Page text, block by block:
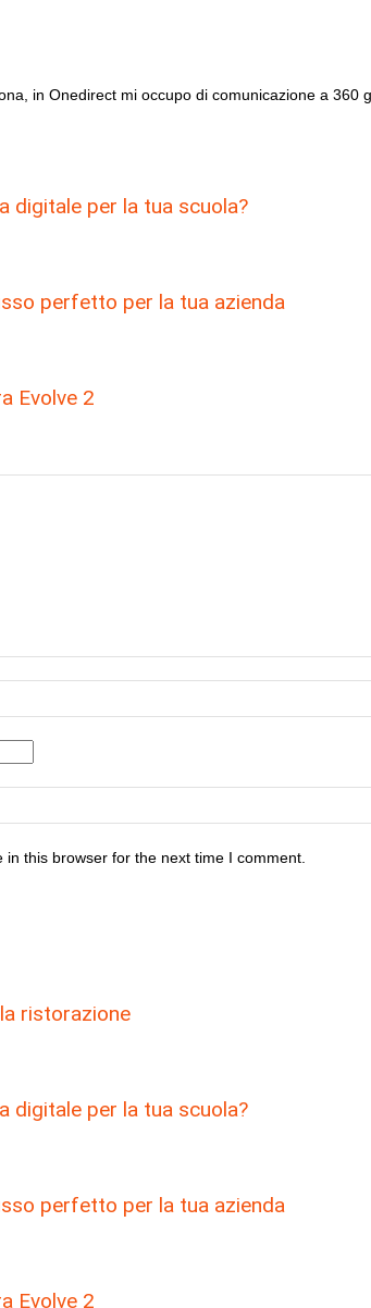
in Onedirect mi occupo di comunicazione a
digitale per la tua scuola?
perfetto per la tua azienda
Evolve 2
this browser for the next time I comment.
ristorazione
digitale per la tua scuola?
perfetto per la tua azienda
Evolve 2